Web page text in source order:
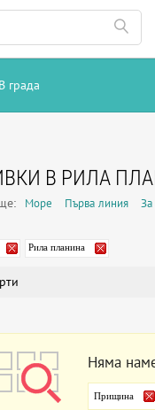
В града
В РИЛА
Море Първа линия За
Рила планина
Няма
Прищина